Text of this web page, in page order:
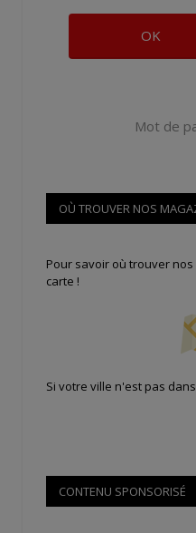
Mot de
OÙ TROUVER NOS
Pour savoir où trouver
carte !
Si votre ville n'est pas
CONTENU SPONSORISÉ